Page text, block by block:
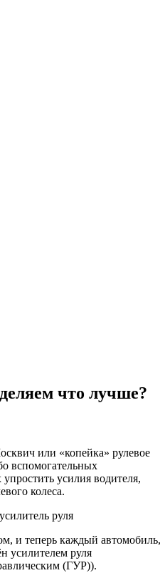
что лучше?
или «копейка» рулевое
вспомогательных
усилия водителя,
колеса.
и теперь каждый автомобиль,
усилителем руля
(ГУР)).